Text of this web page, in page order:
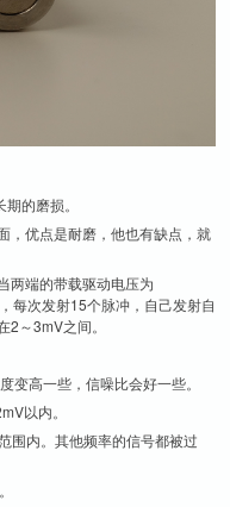
的磨损。
，优点是耐磨，他也有缺点，就
两端的带载驱动电压为
每次发射15个脉冲，自己发射自
～3mV之间。
变高一些，信噪比会好一些。
以内。
围内。其他频率的信号都被过